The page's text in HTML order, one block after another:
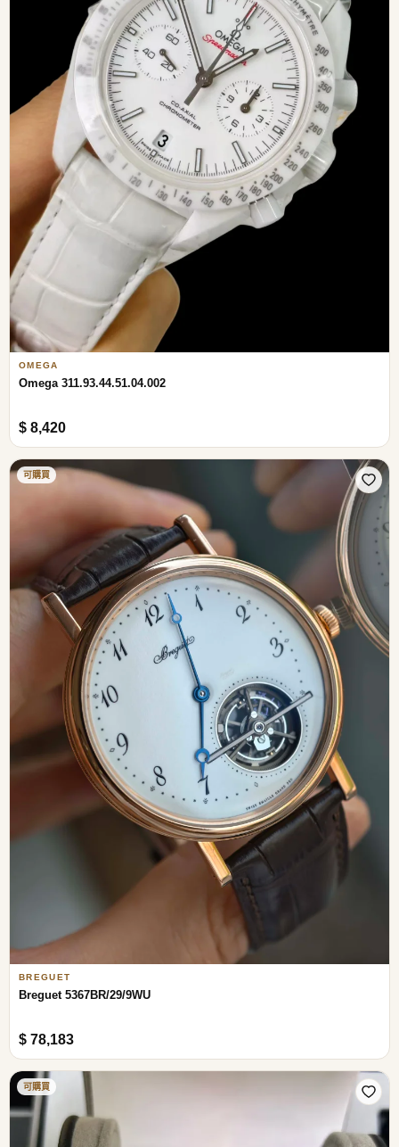
OMEGA
Omega 311.93.44.51.04.002
$ 8,420
可購買
BREGUET
Breguet 5367BR/29/9WU
$ 78,183
可購買